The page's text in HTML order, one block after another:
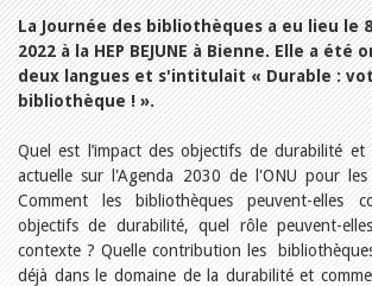
Bibliothèques
Agenda
Services
Utiliser biblioBE.ch
La Journée des bibliothèques a eu lieu le
2022 à la HEP BEJUNE à Bienne. Elle a été
deux langues et s'intitulait « Durable :
bibliothèque ! ».
Quel est l’impact des objectifs de durabilité et
actuelle sur l'Agenda 2030 de l'ONU pour
Comment les bibliothèques peuvent-elles
objectifs de durabilité, quel rôle peuvent-
contexte ? Quelle contribution les
déjà dans le domaine de la durabilité et